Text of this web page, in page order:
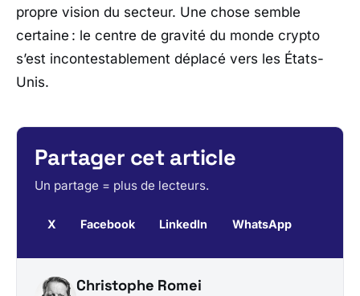
propre vision du secteur. Une chose semble
certaine : le centre de gravité du monde crypto
s’est incontestablement déplacé vers les États-
Unis.
Partager cet article
Un partage = plus de lecteurs.
X Facebook LinkedIn WhatsApp
Christophe Romei